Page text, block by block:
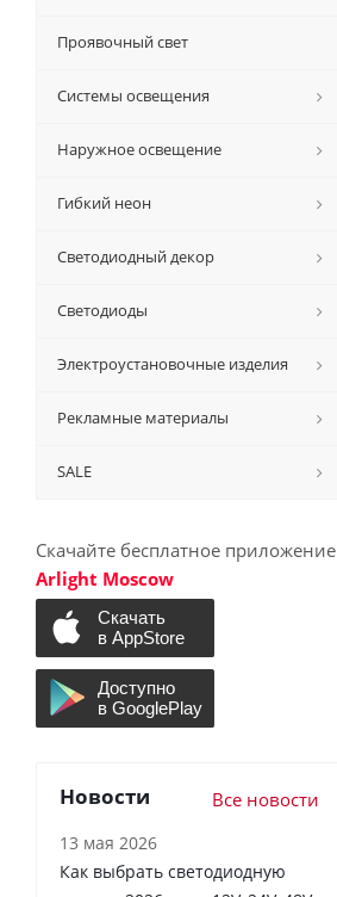
Проявочный свет
Системы освещения
Наружное освещение
Гибкий неон
Светодиодный декор
Светодиоды
Электроустановочные изделия
Рекламные материалы
SALE
Скачайте бесплатное приложение
Arlight Moscow
Новости Все новости
13 мая 2026
Как выбрать светодиодную